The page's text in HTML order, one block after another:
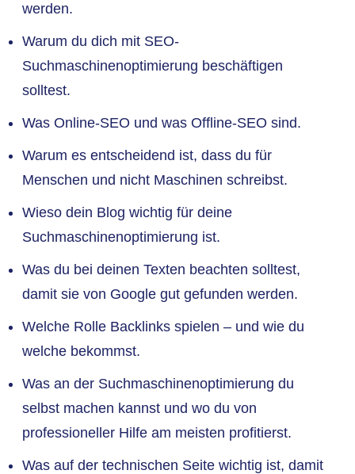
werden.
Warum du dich mit SEO-
Suchmaschinenoptimierung beschäftigen
solltest.
Was Online-SEO und was Offline-SEO sind.
Warum es entscheidend ist, dass du für
Menschen und nicht Maschinen schreibst.
Wieso dein Blog wichtig für deine
Suchmaschinenoptimierung ist.
Was du bei deinen Texten beachten solltest,
damit sie von Google gut gefunden werden.
Welche Rolle Backlinks spielen – und wie du
welche bekommst.
Was an der Suchmaschinenoptimierung du
selbst machen kannst und wo du von
professioneller Hilfe am meisten profitierst.
Was auf der technischen Seite wichtig ist, damit